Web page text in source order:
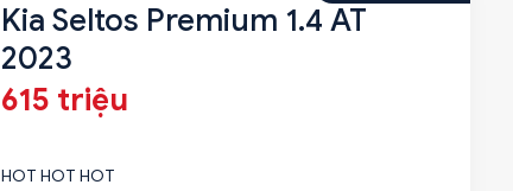
Kia Seltos Premium 1.4 AT
2023
615 triệu
HOT HOT HOT